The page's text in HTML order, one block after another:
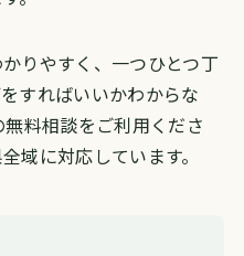
りやすく、一つひとつ丁
すればいいかわからな
料相談をご利用くださ
域に対応しています。